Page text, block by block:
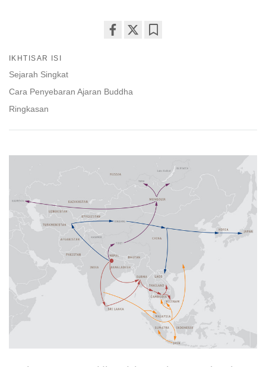
IKHTISAR ISI
Sejarah Singkat
Cara Penyebaran Ajaran Buddha
Ringkasan